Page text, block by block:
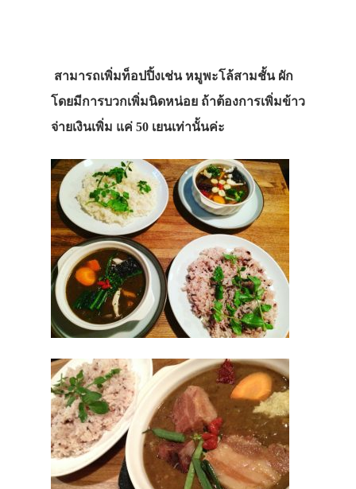
สามารถเพิ่มท็อปปิ้งเช่น หมูพะโล้สามชั้น ผัก
โดยมีการบวกเพิ่มนิดหน่อย ถ้าต้องการเพิ่มข้าว
จ่ายเงินเพิ่ม แค่ 50 เยนเท่านั้นค่ะ